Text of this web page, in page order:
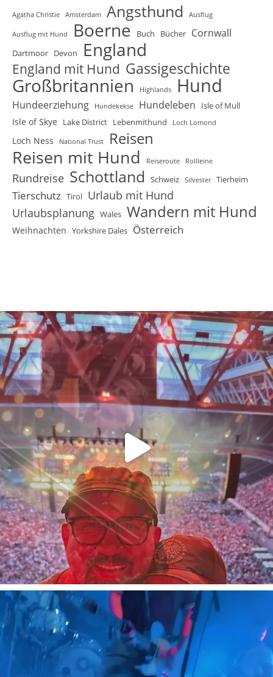
Agatha Christie Amsterdam Angsthund Ausflug
Ausflug mit Hund Boerne Buch Bücher Cornwall
Dartmoor Devon England
England mit Hund Gassigeschichte
Großbritannien Highlands Hund
Hundeerziehung Hundekekse Hundeleben Isle of Mull
Isle of Skye Lake District Lebenmithund Loch Lomond
Loch Ness National Trust Reisen
Reisen mit Hund Reiseroute Rollleine
Rundreise Schottland Schweiz Silvester Tierheim
Tierschutz Tirol Urlaub mit Hund
Urlaubsplanung Wales Wandern mit Hund
Weihnachten Yorkshire Dales Österreich